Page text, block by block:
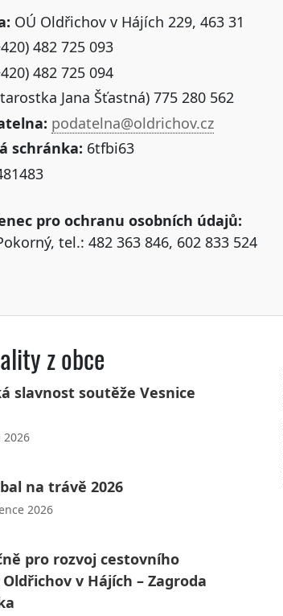
OÚ Oldřichov v Hájích 229, 463 31
482 725 093
482 725 094
Jana Šťastná) 775 280 562
podatelna@oldrichov.cz
schránka: 6tfbi63
pro ochranu osobních údajů:
tel.: 482 363 846, 602 833 524
z obce
slavnost soutěže Vesnice
2026
na trávě 2026
2026
pro rozvoj cestovního
v Hájích – Zagroda